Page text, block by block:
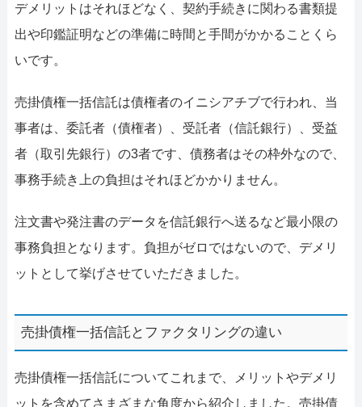
デメリットはそれほどなく、契約手続きに関わる書類提
出や印鑑証明などの準備に時間と手間がかかることくら
いです。
売掛債権一括信託は債権者のイニシアチブで行われ、当
事者は、委託者（債権者）、受託者（信託銀行）、受益
者（取引先銀行）の3者です、債務者はその枠外なので、
事務手続き上の負担はそれほどかかりません。
注文書や発注書のデータを信託銀行へ送るなど最小限の
事務負担となります。負担がゼロではないので、デメリ
ットとして挙げさせていただきました。
売掛債権一括信託とファクタリングの違い
売掛債権一括信託についてこれまで、メリットやデメリ
ットを含めてさまざまな角度から紹介しました。売掛債